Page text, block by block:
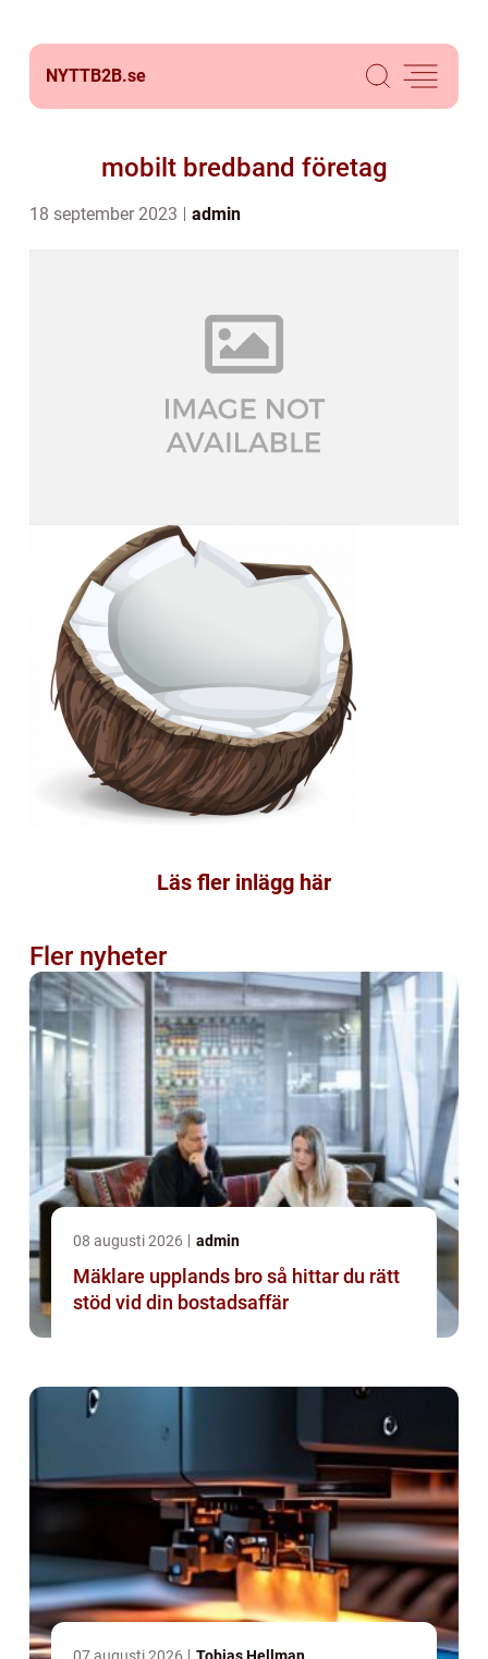
NYTTB2B.se
mobilt bredband företag
18 september 2023 admin
Läs fler inlägg här
Fler nyheter
08 augusti 2026 admin
Mäklare upplands bro så hittar du rätt
stöd vid din bostadsaffär